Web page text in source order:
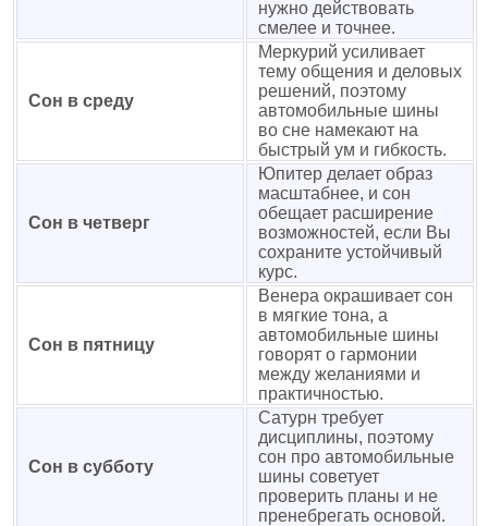
нужно действовать
смелее и точнее.
Сон в среду
Меркурий усиливает
тему общения и деловых
решений, поэтому
автомобильные шины
во сне намекают на
быстрый ум и гибкость.
Сон в четверг
Юпитер делает образ
масштабнее, и сон
обещает расширение
возможностей, если Вы
сохраните устойчивый
курс.
Сон в пятницу
Венера окрашивает сон
в мягкие тона, а
автомобильные шины
говорят о гармонии
между желаниями и
практичностью.
Сон в субботу
Сатурн требует
дисциплины, поэтому
сон про автомобильные
шины советует
проверить планы и не
пренебрегать основой.